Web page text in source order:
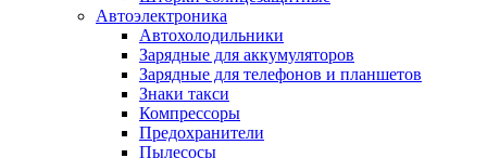
Автоэлектроника
Автохолодильники
Зарядные для аккумуляторов
Зарядные для телефонов и планшетов
Знаки такси
Компрессоры
Предохранители
Пылесосы